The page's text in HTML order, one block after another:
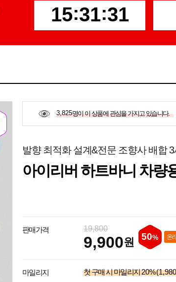
15:31:29
3,825명이 이 상품에 관심을 가지고 있습니다.
발향 최적화 설계&전문 조향사 배합
아이리버 하트바니 차량
판매가격 19,800
9,900원 50% 온
마일리지 첫 구매 시 마일리지20%